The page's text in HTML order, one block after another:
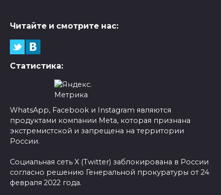
Читайте и смотрите нас:
Статистика:
WhatsApp, Facebook и Instagram являются
продуктами компании Meta, которая признана
экстремистской и запрещена на территории
России.
Социальная сеть X (Twitter) заблокирована в России
согласно решению Генеральной прокуратуры от 24
февраля 2022 года.